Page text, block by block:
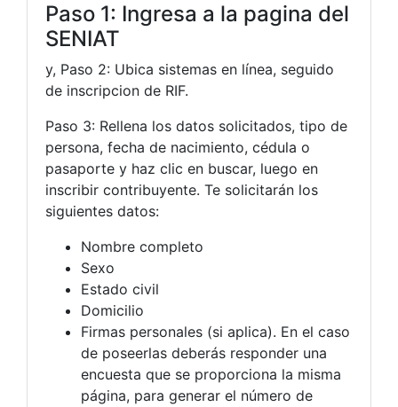
Paso 1: Ingresa a la pagina del
SENIAT
y, Paso 2: Ubica sistemas en línea, seguido
de inscripcion de RIF.
Paso 3: Rellena los datos solicitados, tipo de
persona, fecha de nacimiento, cédula o
pasaporte y haz clic en buscar, luego en
inscribir contribuyente. Te solicitarán los
siguientes datos:
Nombre completo
Sexo
Estado civil
Domicilio
Firmas personales (si aplica). En el caso
de poseerlas deberás responder una
encuesta que se proporciona la misma
página, para generar el número de